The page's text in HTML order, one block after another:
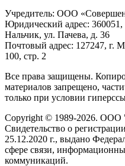
Учредитель: ООО
Юридический адрес: 360051,
Нальчик, ул. Пачева, д. 36
Почтовый адрес: 127247, г.
100, стр. 2
Все права защищены.
материалов запрещено,
только при условии
Copyright © 1989-2026. ООО
Свидетельство о
25.12.2020 г., выдано
сфере связи,
коммуникаций.